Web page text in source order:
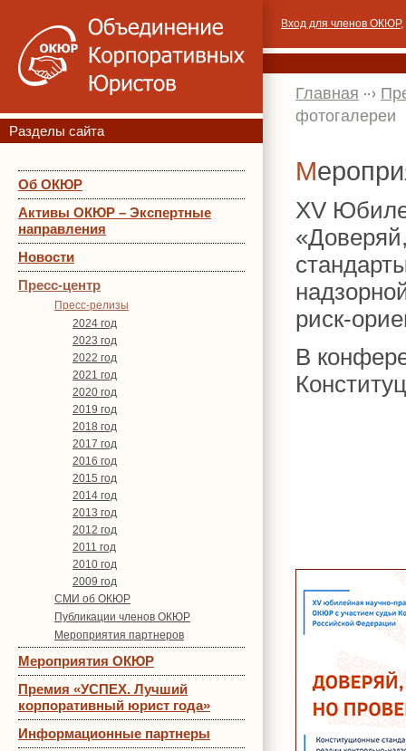
Разделы сайта
Об ОКЮР
Активы ОКЮР – Экспертные
направления
Новости
Пресс-центр
Пресс-релизы
2024 год
2023 год
2022 год
2021 год
2020 год
2019 год
2018 год
2017 год
2016 год
2015 год
2014 год
2013 год
2012 год
2011 год
2010 год
2009 год
СМИ об ОКЮР
Публикации членов ОКЮР
Мероприятия партнеров
Мероприятия ОКЮР
Премия «УСПЕХ. Лучший
корпоративный юрист года»
Информационные партнеры
Вход для членов ОКЮР,
Главная
фотогалереи
XV
риск-
В